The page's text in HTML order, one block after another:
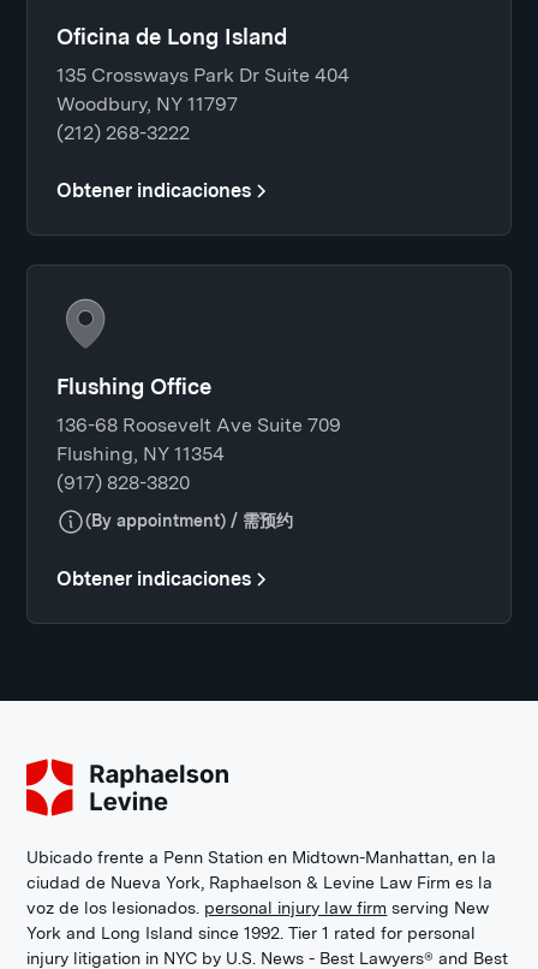
Oficina de Long Island
135 Crossways Park Dr Suite 404
Woodbury, NY 11797
(212) 268-3222
Obtener indicaciones
Flushing Office
136-68 Roosevelt Ave Suite 709
Flushing, NY 11354
(917) 828-3820
(By appointment) / 需预约
Obtener indicaciones
Ubicado frente a Penn Station en Midtown-Manhattan, en la
ciudad de Nueva York, Raphaelson & Levine Law Firm es la
voz de los lesionados. personal injury law firm serving New
York and Long Island since 1992. Tier 1 rated for personal
injury litigation in NYC by U.S. News - Best Lawyers® and Best